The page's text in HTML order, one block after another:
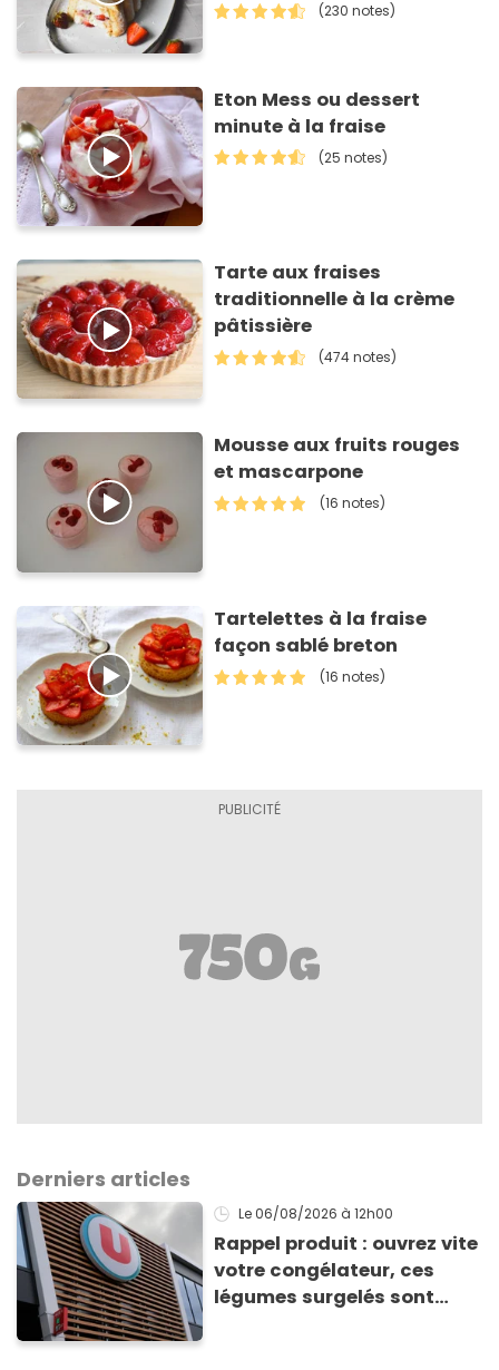
(230 notes)
Eton Mess ou dessert
minute à la fraise
(25 notes)
Tarte aux fraises
traditionnelle à la crème
pâtissière
(474 notes)
Mousse aux fruits rouges
et mascarpone
(16 notes)
Tartelettes à la fraise
façon sablé breton
(16 notes)
Derniers articles
Le 06/08/2026 à 12h00
Rappel produit : ouvrez vite
votre congélateur, ces
légumes surgelés sont